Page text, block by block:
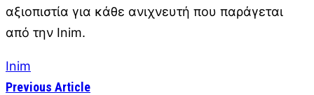
αξιοπιστία για κάθε ανιχνευτή που παράγεται
από την Inim.
Inim
Previous Article